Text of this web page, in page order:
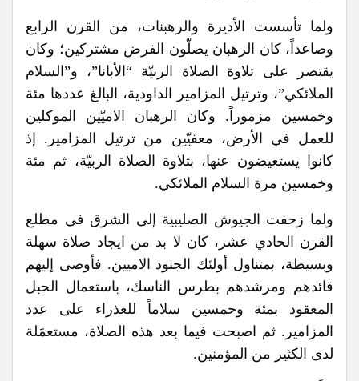
ولما تأسست الأديرة والرهبنات، من القرن الرابع
وصاعداً، كان الرهبان يصلّون الفرض مشتركين؛ وكان
يقتصر على تلاوة الصلاة الربيّة “الأبانا”، و”السلام
الملائكي”، وترتيل المزامير الداودية، البالغ عددها مئة
وخمسين مزموراً. وكان الرهبان الاميّين الموكلين
للعمل في الأرض، معفيّين من ترتيل المزامير. إذ
كانوا يستعيضون عنها، بتلاوة الصلاة الربيّة، ثم مئة
وخمسين مرة السلام الملائكي.
ولما زحفت الجيوش الصليبية إلى الشرق في مطلع
القرن الحادي عشر، كان لا بد من ايجاد صلاة سهلة
وبسيطة، بمتناول أولئك الجنود الاميين. فأوصى إليهم
قائدهم ومرشدهم بطرس الناسك، باستعمال الحبل
المعقود بمئة وخمسين سلاماً للعذراء على عدد
المزامير. ثم اصبحت فيما بعد هذه الصلاة، مستعمَلة
لدى الكثير من المؤمنين.